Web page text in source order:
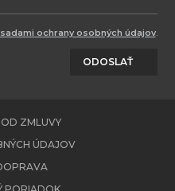
ochrany osobných údajov.
ODOSLAŤ
ZMLUVY
ÚDAJOV